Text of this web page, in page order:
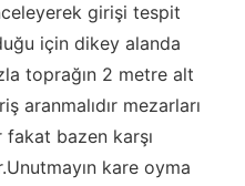
girişi tespit
için dikey alanda
toprağın 2 metre alt
aranmalıdır mezarları
fakat bazen karşı
kare oyma